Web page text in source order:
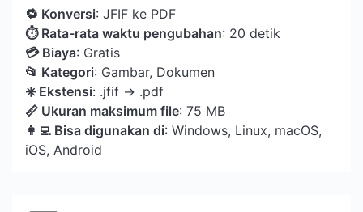
🔁 Konversi: JFIF ke PDF
⏱ Rata-rata waktu pengubahan: 20 detik
💳 Biaya: Gratis
📂 Kategori: Gambar, Dokumen
️✳️ Ekstensi: .jfif → .pdf
📏 Ukuran maksimum file: 75 MB
👩‍💻 Bisa digunakan di: Windows, Linux, macOS,
iOS, Android